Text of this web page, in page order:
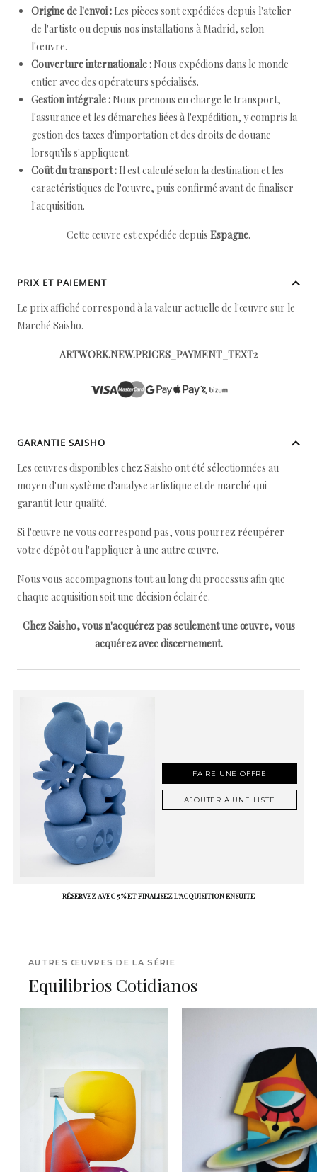
Origine de l'envoi : Les pièces sont expédiées depuis l'atelier
de l'artiste ou depuis nos installations à Madrid, selon
l'œuvre.
Couverture internationale : Nous expédions dans le monde
entier avec des opérateurs spécialisés.
Gestion intégrale : Nous prenons en charge le transport,
l'assurance et les démarches liées à l'expédition, y compris la
gestion des taxes d'importation et des droits de douane
lorsqu'ils s'appliquent.
Coût du transport : Il est calculé selon la destination et les
caractéristiques de l'œuvre, puis confirmé avant de finaliser
l'acquisition.
Cette œuvre est expédiée depuis Espagne.
PRIX ET PAIEMENT
Le prix affiché correspond à la valeur actuelle de l'œuvre sur le
Marché Saisho.
ARTWORK.NEW.PRICES_PAYMENT_TEXT2
GARANTIE SAISHO
Les œuvres disponibles chez Saisho ont été sélectionnées au
moyen d'un système d'analyse artistique et de marché qui
garantit leur qualité.
Si l'œuvre ne vous correspond pas, vous pourrez récupérer
votre dépôt ou l'appliquer à une autre œuvre.
Nous vous accompagnons tout au long du processus afin que
chaque acquisition soit une décision éclairée.
Chez Saisho, vous n'acquérez pas seulement une œuvre, vous
acquérez avec discernement.
FAIRE UNE OFFRE
AJOUTER À UNE LISTE
RÉSERVEZ AVEC 5 % ET FINALISEZ L'ACQUISITION ENSUITE
AUTRES ŒUVRES DE LA SÉRIE
Equilibrios Cotidianos